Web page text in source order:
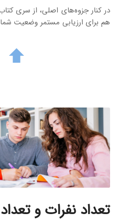
هم برای ارزیابی مستمر وضعیت
تعداد نفرات و